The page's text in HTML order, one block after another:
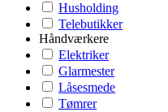
Husholding
Telebutikker
Håndværkere
Elektriker
Glarmester
Låsesmede
Tømrer